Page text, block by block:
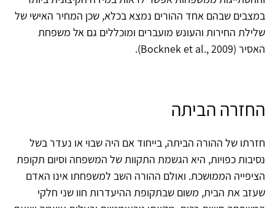
במצבים שבהם אחד ההורים נמצא בכלא, שכן המחיר האישי של
שלילת החירות והעונש מועברים ומוכללים גם אל משפחת
האסיר (Bocknek et al., 2009).
החזרה הביתה
חזרתו של ההורה הביתה, בייחוד אם היה שבוי או נעדר בשל
נסיבות כפויות, היא הגשמת התקוות של המשפחה וסיום תקופת
הציפייה הממושכת. ואולם ההורה השב למשפחתו אינו האדם
שעזב את הבית, משום שבתקופת ההיעדרות חוו שני חלקי